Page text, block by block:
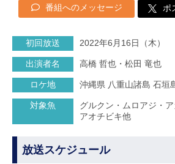
番組へのメッセージ ポ
初回放送 2022年6月16日（木）
出演者名 高橋 哲也・松田 竜也
ロケ地 沖縄県 八重山諸島 石垣
対象魚
グルクン・ムロアジ・
アオチビキ他
放送スケジュール